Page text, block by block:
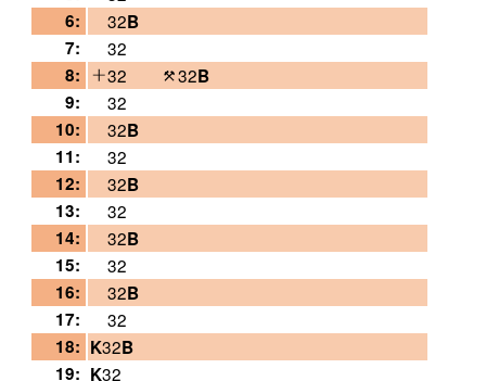
6:
32B
7:
32
8:
32 32B
9:
32
10:
32B
11:
32
12:
32B
13:
32
14:
32B
15:
32
16:
32B
17:
32
18: K32B
19: K32